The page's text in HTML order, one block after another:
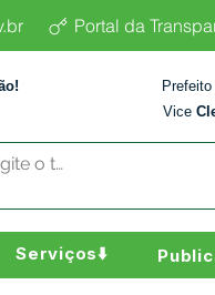
Portal da
Prefeito
Vice
Serviços⬇️